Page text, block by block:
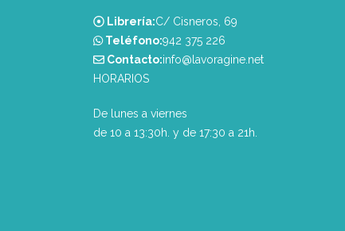
Librería:C/ Cisneros, 69
Teléfono:‭942 375 226‬
Contacto:info@lavoragine.net
HORARIOS
De lunes a viernes
de 10 a 13:30h. y de 17:30 a 21h.